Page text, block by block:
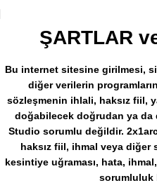
ŞARTLAR
Bu internet sitesine girilmesi,
diğer verilerin
sözleşmenin ihlali, haksız fiil,
doğabilecek doğrudan ya da
Studio sorumlu değildir.
haksız fiil, ihmal veya
kesintiye uğraması, hata,
sorumluluk